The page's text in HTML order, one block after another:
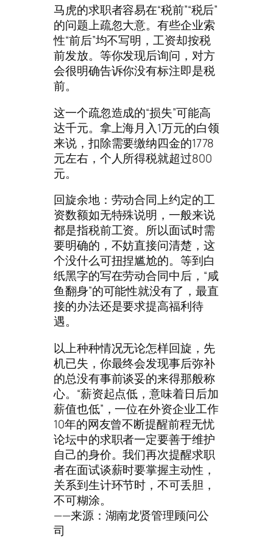
马虎的求职者容易在“税前”“税后”
的问题上疏忽大意。有些企业索
性“前后”均不写明，工资却按税
前发放。等你发现后询问，对方
会很明确告诉你没有标注即是税
前。
这一个疏忽造成的“损失”可能高
达千元。拿上海月入1万元的白领
来说，扣除需要缴纳四金的1778
元左右，个人所得税就超过800
元。
回旋余地：劳动合同上约定的工
资数额如无特殊说明，一般来说
都是指税前工资。所以面试时需
要明确的，不妨直接问清楚，这
个没什么可扭捏尴尬的。等到白
纸黑字的写在劳动合同中后，“咸
鱼翻身”的可能性就没有了，最直
接的办法还是要求提高福利待
遇。
以上种种情况无论怎样回旋，先
机已失，你最终会发现事后弥补
的总没有事前谈妥的来得那般称
心。“薪资起点低，意味着日后加
薪值也低”，一位在外资企业工作
10年的网友曾不断提醒前程无忧
论坛中的求职者一定要善于维护
自己的身价。我们再次提醒求职
者在面试谈薪时要掌握主动性，
关系到生计环节时，不可丢胆，
不可糊涂。
——来源：湖南龙贤管理顾问公
司